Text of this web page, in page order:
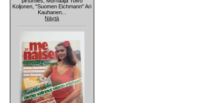
Koljonen, "Suomen Eichmann" Ari
Kauhanen...
Näytä